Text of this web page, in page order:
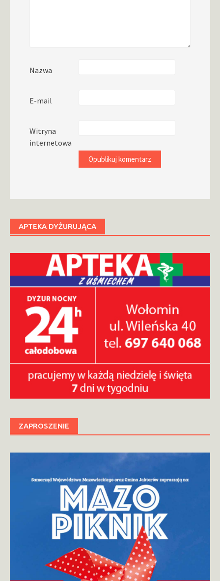
Nazwa
E-mail
Witryna
internetowa
APTEKA DYŻURUJĄCA
ZAPROSZENIE